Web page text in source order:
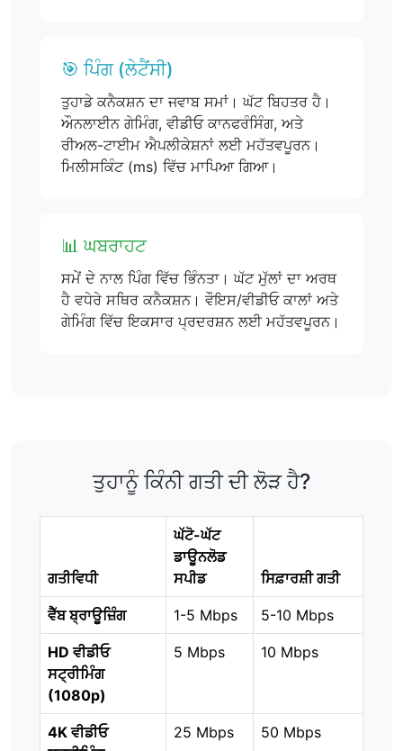
🎯 ਪਿੰਗ (ਲੇਟੈਂਸੀ)
ਤੁਹਾਡੇ ਕਨੈਕਸ਼ਨ ਦਾ ਜਵਾਬ ਸਮਾਂ। ਘੱਟ ਬਿਹਤਰ ਹੈ।
ਔਨਲਾਈਨ ਗੇਮਿੰਗ, ਵੀਡੀਓ ਕਾਨਫਰੰਸਿੰਗ, ਅਤੇ
ਰੀਅਲ-ਟਾਈਮ ਐਪਲੀਕੇਸ਼ਨਾਂ ਲਈ ਮਹੱਤਵਪੂਰਨ।
ਮਿਲੀਸਕਿੰਟ (ms) ਵਿੱਚ ਮਾਪਿਆ ਗਿਆ।
📊 ਘਬਰਾਹਟ
ਸਮੇਂ ਦੇ ਨਾਲ ਪਿੰਗ ਵਿੱਚ ਭਿੰਨਤਾ। ਘੱਟ ਮੁੱਲਾਂ ਦਾ ਅਰਥ
ਹੈ ਵਧੇਰੇ ਸਥਿਰ ਕਨੈਕਸ਼ਨ। ਵੌਇਸ/ਵੀਡੀਓ ਕਾਲਾਂ ਅਤੇ
ਗੇਮਿੰਗ ਵਿੱਚ ਇਕਸਾਰ ਪ੍ਰਦਰਸ਼ਨ ਲਈ ਮਹੱਤਵਪੂਰਨ।
ਤੁਹਾਨੂੰ ਕਿੰਨੀ ਗਤੀ ਦੀ ਲੋੜ ਹੈ?
ਗਤੀਵਿਧੀ
ਘੱਟੋ-ਘੱਟ
ਡਾਊਨਲੋਡ
ਸਪੀਡ
ਸਿਫ਼ਾਰਸ਼ੀ ਗਤੀ
ਵੈੱਬ ਬ੍ਰਾਊਜ਼ਿੰਗ 1-5 Mbps 5-10 Mbps
HD ਵੀਡੀਓ
ਸਟ੍ਰੀਮਿੰਗ
(1080p)
5 Mbps 10 Mbps
4K ਵੀਡੀਓ
25 Mbps 50 Mbps